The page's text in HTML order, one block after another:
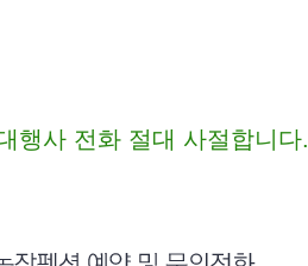
행사 전화 절대 사절합니다.